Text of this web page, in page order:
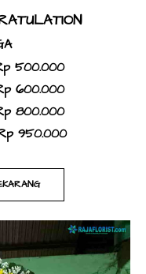
500.000
600.000
800.000
950.000​